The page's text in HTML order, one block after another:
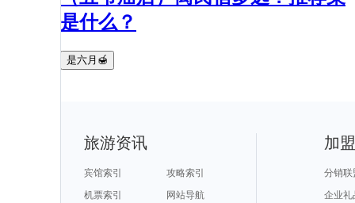
是什么？
是六月🍯
旅游资讯
宾馆索引
攻略索引
机票索引
网站导航
加
分销联
企业礼